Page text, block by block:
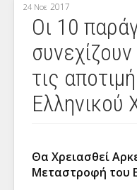
24 Νοε 2017
Οι 10
συνεχίζουν
τις
Ελληνικού
Θα Χρειασθεί
Μεταστροφή του